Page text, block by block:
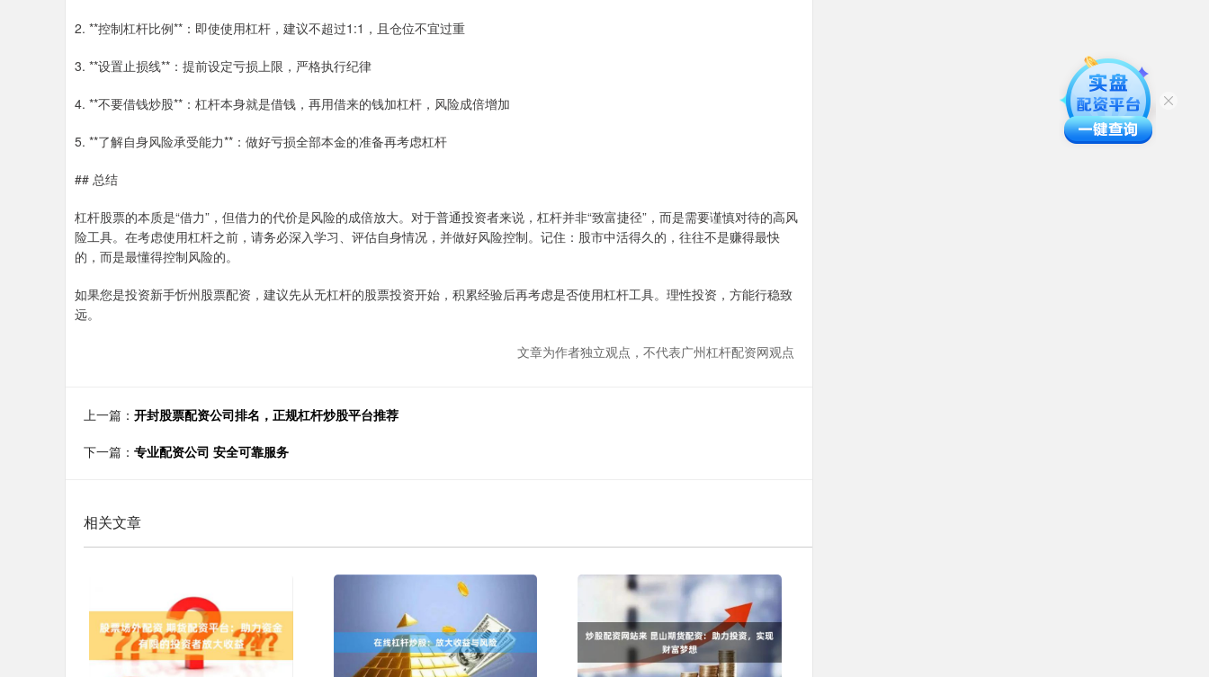
2. **控制杠杆比例**：即使使用杠杆，建议不超过1:1，且仓位不宜过重
3. **设置止损线**：提前设定亏损上限，严格执行纪律
4. **不要借钱炒股**：杠杆本身就是借钱，再用借来的钱加杠杆，风险成倍增加
5. **了解自身风险承受能力**：做好亏损全部本金的准备再考虑杠杆
## 总结
杠杆股票的本质是“借力”，但借力的代价是风险的成倍放大。对于普通投资者来说，杠杆并非“致富捷径”，而是需要谨慎对待的高风
险工具。在考虑使用杠杆之前，请务必深入学习、评估自身情况，并做好风险控制。记住：股市中活得久的，往往不是赚得最快
的，而是最懂得控制风险的。
如果您是投资新手忻州股票配资，建议先从无杠杆的股票投资开始，积累经验后再考虑是否使用杠杆工具。理性投资，方能行稳致
远。
文章为作者独立观点，不代表广州杠杆配资网观点
上一篇： 开封股票配资公司排名，正规杠杆炒股平台推荐
下一篇： 专业配资公司 安全可靠服务
相关文章